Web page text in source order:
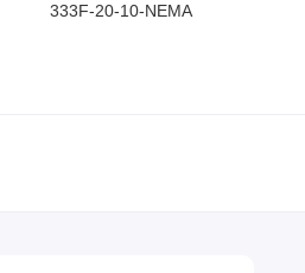
333F-20-10-NEMA